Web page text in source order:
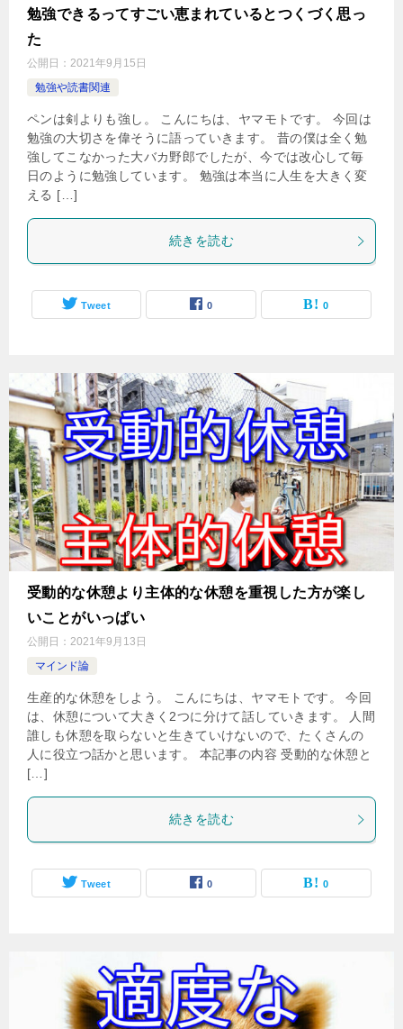
勉強できるってすごい恵まれているとつくづく思っ
た
公開日： 2021年9月15日
勉強や読書関連
ペンは剣よりも強し。 こんにちは、ヤマモトです。 今回は
勉強の大切さを偉そうに語っていきます。 昔の僕は全く勉
強してこなかった大バカ野郎でしたが、今では改心して毎
日のように勉強しています。 勉強は本当に人生を大きく変
える […]
続きを読む
Tweet 0 0
受動的な休憩より主体的な休憩を重視した方が楽し
いことがいっぱい
公開日： 2021年9月13日
マインド論
生産的な休憩をしよう。 こんにちは、ヤマモトです。 今回
は、休憩について大きく2つに分けて話していきます。 人間
誰しも休憩を取らないと生きていけないので、たくさんの
人に役立つ話かと思います。 本記事の内容 受動的な休憩と
[…]
続きを読む
Tweet 0 0